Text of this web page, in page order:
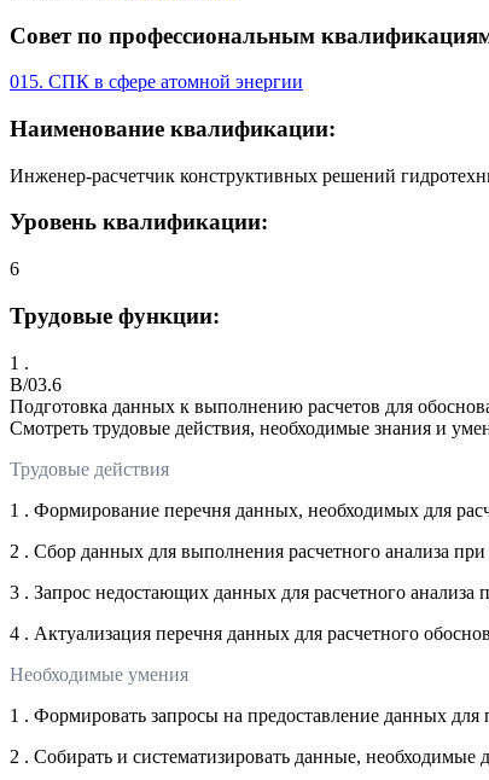
Совет по профессиональным
015. СПК в сфере атомной энергии
Наименование квалификации:
Инженер-расчетчик конструктивных решений
Уровень квалификации:
6
Трудовые функции:
1 .
B/03.6
Подготовка данных к выполнению расчетов для
Смотреть трудовые действия, необходимые знания и
Трудовые действия
1 . Формирование перечня данных, необходимых для
2 . Сбор данных для выполнения расчетного анализа
3 . Запрос недостающих данных для расчетного
4 . Актуализация перечня данных для расчетного
Необходимые умения
1 . Формировать запросы на предоставление данных
2 . Собирать и систематизировать данные,